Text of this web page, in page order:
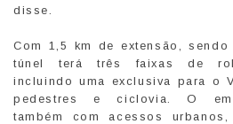
disse.
Com 1,5 km de extensão,
túnel terá três faixas de
incluindo uma exclusiva para o
pedestres e ciclovia. O
também com acessos